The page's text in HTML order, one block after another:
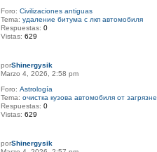
Foro:Civilizaciones antiguas
Tema:удаление битума с лкп автомобиля
Respuestas:0
Vistas:629
porShinergysik
Marzo 4, 2026, 2:58 pm
Foro:Astrología
Tema:очистка кузова автомобиля от
Respuestas:0
Vistas:629
porShinergysik